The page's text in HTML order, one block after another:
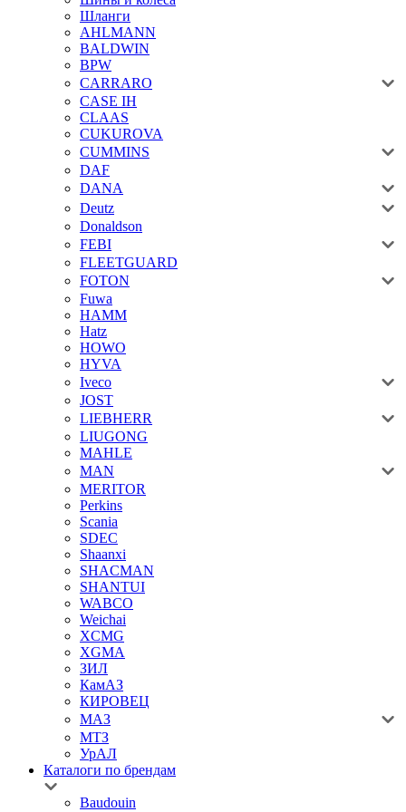
Шланги
AHLMANN
BALDWIN
BPW
CARRARO
CASE IH
CLAAS
CUKUROVA
CUMMINS
DAF
DANA
Deutz
Donaldson
FEBI
FLEETGUARD
FOTON
Fuwa
HAMM
Hatz
HOWO
HYVA
Iveco
JOST
LIEBHERR
LIUGONG
MAHLE
MAN
MERITOR
Perkins
Scania
SDEC
Shaanxi
SHACMAN
SHANTUI
WABCO
Weichai
XCMG
XGMA
ЗИЛ
КамАЗ
КИРОВЕЦ
МАЗ
МТЗ
УрАЛ
Каталоги по брендам
Baudouin